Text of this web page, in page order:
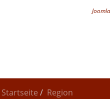
Startseite Region